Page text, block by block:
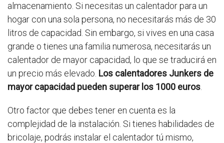
almacenamiento. Si necesitas un calentador para un
hogar con una sola persona, no necesitarás más de 30
litros de capacidad. Sin embargo, si vives en una casa
grande o tienes una familia numerosa, necesitarás un
calentador de mayor capacidad, lo que se traducirá en
un precio más elevado. Los calentadores Junkers de
mayor capacidad pueden superar los 1000 euros
Otro factor que debes tener en cuenta es la
complejidad de la instalación. Si tienes habilidades de
bricolaje, podrás instalar el calentador tú mismo,